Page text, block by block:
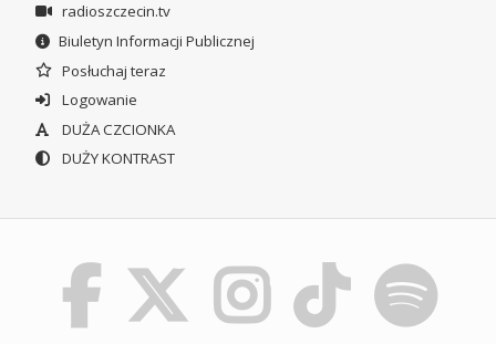
radioszczecin.tv
Biuletyn Informacji Publicznej
Posłuchaj teraz
Logowanie
DUŻA CZCIONKA
DUŻY KONTRAST